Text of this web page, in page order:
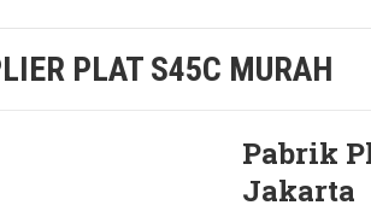
PLAT S45C MURAH
Pabrik
Jakarta